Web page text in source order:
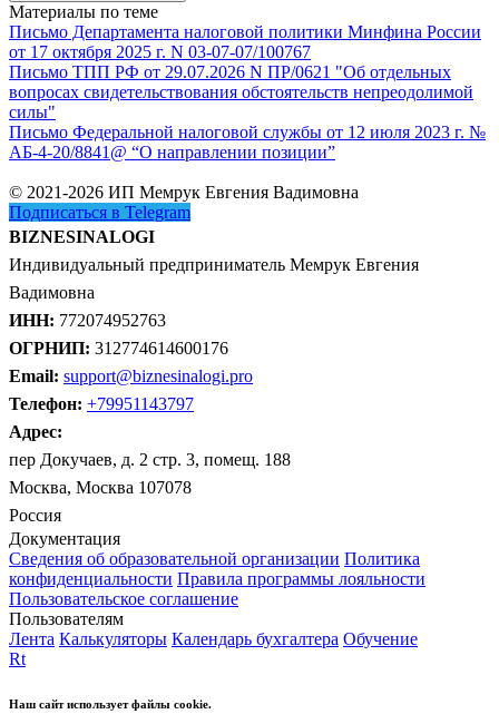
Материалы по теме
Письмо Департамента налоговой политики Минфина России
от 17 октября 2025 г. N 03-07-07/100767
Письмо ТПП РФ от 29.07.2026 N ПР/0621 "Об отдельных
вопросах свидетельствования обстоятельств непреодолимой
силы"
Письмо Федеральной налоговой службы от 12 июля 2023 г. №
АБ-4-20/8841@ “О направлении позиции”
© 2021-2026 ИП Мемрук Евгения Вадимовна
Подписаться в Telegram
BIZNESINALOGI
Индивидуальный предприниматель Мемрук Евгения
Вадимовна
ИНН: 772074952763
ОГРНИП: 312774614600176
Email: support@biznesinalogi.pro
Телефон: +79951143797
Адрес:
пер Докучаев, д. 2 стр. 3, помещ. 188
Москва, Москва 107078
Россия
Документация
Сведения об образовательной организации Политика
конфиденциальности Правила программы лояльности
Пользовательское соглашение
Пользователям
Лента Калькуляторы Календарь бухгалтера Обучение
Rt
Наш сайт использует файлы cookie.